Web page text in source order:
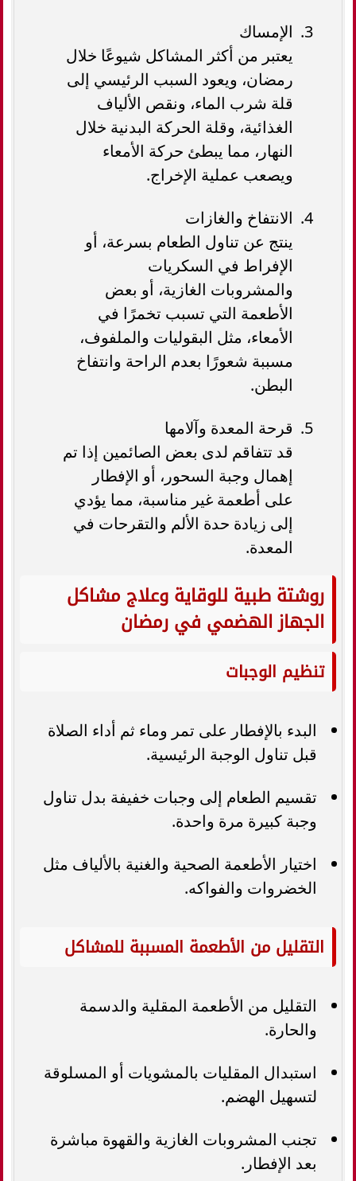
الإمساك
يعتبر من أكثر المشاكل شيوعًا خلال
رمضان، ويعود السبب الرئيسي إلى
قلة شرب الماء، ونقص الألياف
الغذائية، وقلة الحركة البدنية خلال
النهار، مما يبطئ حركة الأمعاء
ويصعب عملية الإخراج.
الانتفاخ والغازات
ينتج عن تناول الطعام بسرعة، أو
الإفراط في السكريات
والمشروبات الغازية، أو بعض
الأطعمة التي تسبب تخمرًا في
الأمعاء، مثل البقوليات والملفوف،
مسببة شعورًا بعدم الراحة وانتفاخ
البطن.
قرحة المعدة وآلامها
قد تتفاقم لدى بعض الصائمين إذا تم
إهمال وجبة السحور، أو الإفطار
على أطعمة غير مناسبة، مما يؤدي
إلى زيادة حدة الألم والتقرحات في
المعدة.
روشتة طبية للوقاية وعلاج مشاكل
الجهاز الهضمي في رمضان
تنظيم الوجبات
البدء بالإفطار على تمر وماء ثم أداء الصلاة
قبل تناول الوجبة الرئيسية.
تقسيم الطعام إلى وجبات خفيفة بدل تناول
وجبة كبيرة مرة واحدة.
اختيار الأطعمة الصحية والغنية بالألياف مثل
الخضروات والفواكه.
التقليل من الأطعمة المسببة للمشاكل
التقليل من الأطعمة المقلية والدسمة
والحارة.
استبدال المقليات بالمشويات أو المسلوقة
لتسهيل الهضم.
تجنب المشروبات الغازية والقهوة مباشرة
بعد الإفطار.